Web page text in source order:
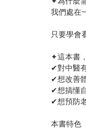
我們處在
只要學會
✦這本書
✔對中醫
✔想改善
✔想搞懂
✔想預防
本書特色